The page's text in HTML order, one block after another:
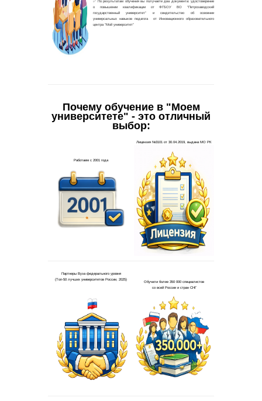
Почему обучение в "Моем
университете" - это отличный
выбор: